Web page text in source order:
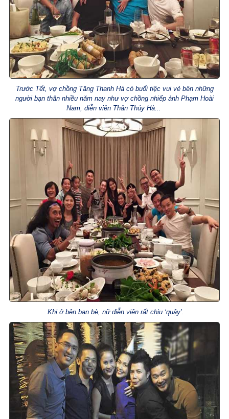
Trước Tết, vợ chồng Tăng Thanh Hà có buổi tiệc vui vẻ bên những
người bạn thân nhiều năm nay như vợ chồng nhiếp ảnh Phạm Hoài
Nam, diễn viên Thân Thúy Hà...
Khi ở bên bạn bè, nữ diễn viên rất chịu ‘quậy’.